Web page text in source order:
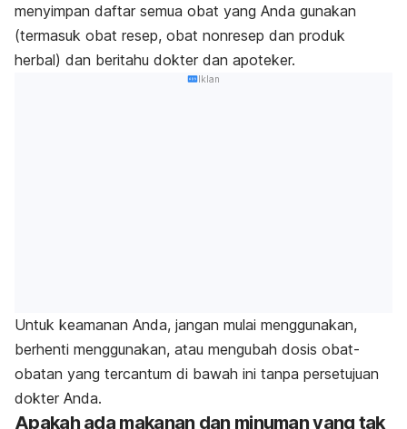
menyimpan daftar semua obat yang Anda gunakan
(termasuk obat resep, obat nonresep dan produk
herbal) dan beritahu dokter dan apoteker.
Iklan
Untuk keamanan Anda, jangan mulai menggunakan,
berhenti menggunakan, atau mengubah dosis obat-
obatan yang tercantum di bawah ini tanpa persetujuan
dokter Anda.
Apakah ada makanan dan minuman yang tak